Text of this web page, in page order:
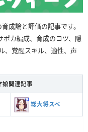
成論と評価の記事です。
ポカ編成、育成のコツ、隠
、覚醒スキル、適性、声
娘関連記事
総大将スペ